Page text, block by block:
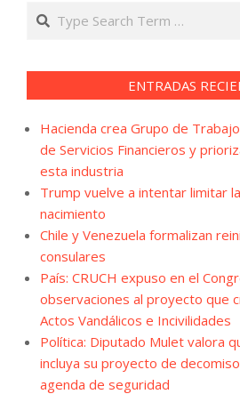
Search
ENTRADAS
Hacienda crea Grupo de
de Servicios Financieros y
esta industria
Trump vuelve a intentar limitar
nacimiento
Chile y Venezuela formalizan
consulares
País: CRUCH expuso en el
observaciones al proyecto que
Actos Vandálicos e Incivilidades
Política: Diputado Mulet valora
incluya su proyecto de
agenda de seguridad